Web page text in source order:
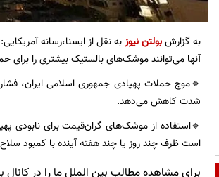
به گزارشبولتن نیوز
آنها می‌توانند موشک‌های بالستیک بیشتری را برای
🔹موج حملات پهپادی جمهوری اسلامی ایران،
شدت کاهش می‌دهد.
🔹استفاده از موشک‌های گران‌قیمت برای نابودی
است ظرف چند روز یا چند هفته آینده با کمبود
برای مشاهده مطالب بین الملل ما را در کانال